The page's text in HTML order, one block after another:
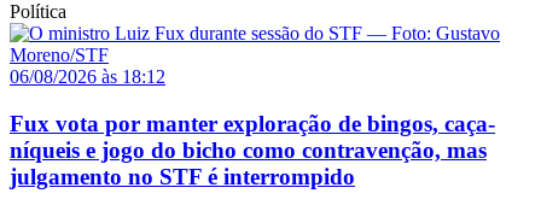
Política
06/08/2026 às 18:12
Fux vota por manter exploração de bingos, caça-
níqueis e jogo do bicho como contravenção, mas
julgamento no STF é interrompido